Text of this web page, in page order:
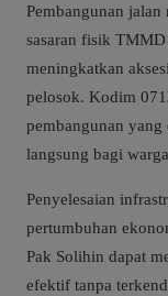
Pembangunan
sasaran fisik
meningkatkan
pelosok. Kodim
pembangunan
langsung bagi
Penyelesaian
pertumbuhan
Pak Solihin dapat
efektif tanpa